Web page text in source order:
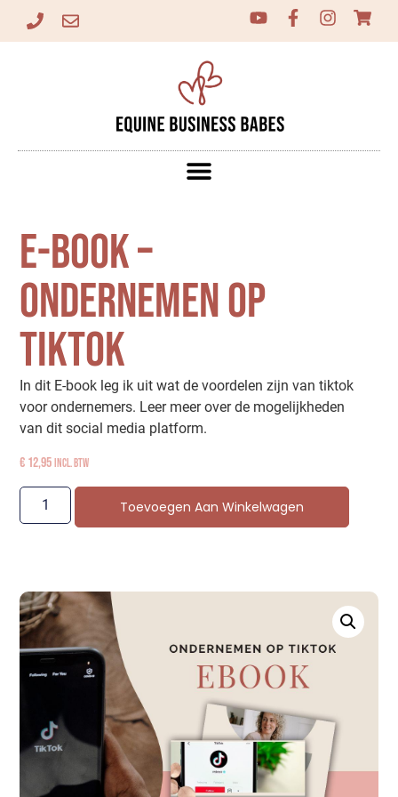
E-book –
Ondernemen op
TikTok
In dit E-book leg ik uit wat de voordelen zijn van tiktok
voor ondernemers. Leer meer over de mogelijkheden
van dit social media platform.
€ 12,95 incl. btw
Toevoegen Aan Winkelwagen